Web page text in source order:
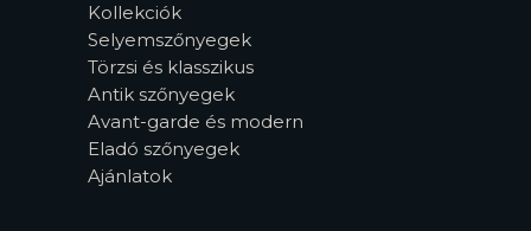
Kollekciók
Selyemszőnyegek
Törzsi és klasszikus
Antik szőnyegek
Avant-garde és modern
Eladó szőnyegek
Ajánlatok